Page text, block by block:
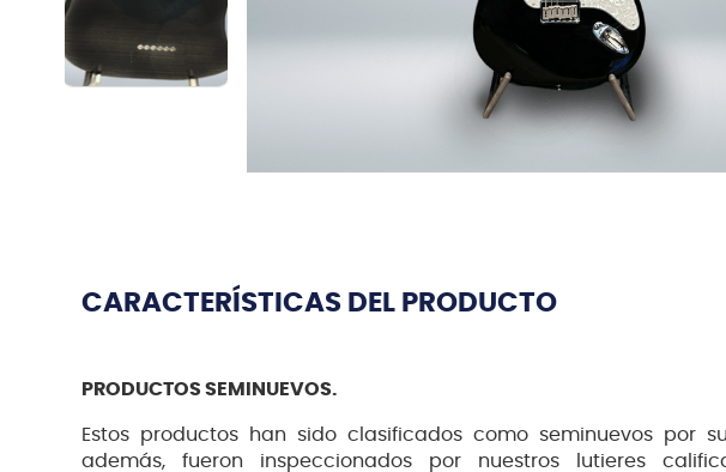
CARACTERÍSTICAS DEL PRODUCTO
PRODUCTOS SEMINUEVOS.
Estos productos han sido clasificados como seminuevos por
además, fueron inspeccionados por nuestros lutieres